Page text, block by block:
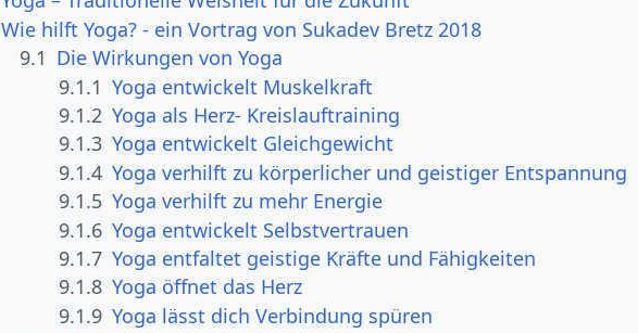
Wie hilft Yoga? - ein Vortrag von Sukadev Bretz 2018
9.1 Die Wirkungen von Yoga
9.1.1 Yoga entwickelt Muskelkraft
9.1.2 Yoga als Herz- Kreislauftraining
9.1.3 Yoga entwickelt Gleichgewicht
9.1.4 Yoga verhilft zu körperlicher und geistiger Entspannung
9.1.5 Yoga verhilft zu mehr Energie
9.1.6 Yoga entwickelt Selbstvertrauen
9.1.7 Yoga entfaltet geistige Kräfte und Fähigkeiten
9.1.8 Yoga öffnet das Herz
9.1.9 Yoga lässt dich Verbindung spüren